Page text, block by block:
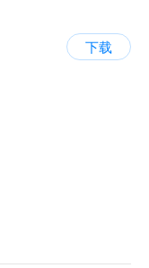
下载